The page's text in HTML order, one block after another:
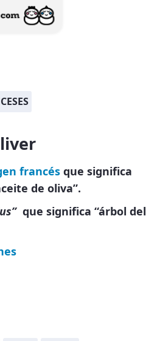
francés que significa
de oliva”.
que significa “árbol del